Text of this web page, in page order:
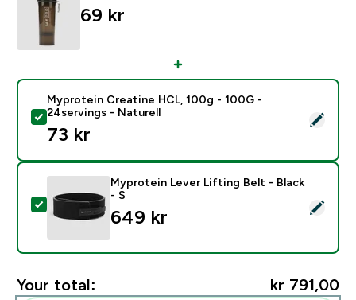
69 kr‎
Select this product - Myprotein Creatine HCL, 100g
Myprotein Creatine HCL, 100g - 100G -
24servings - Naturell
73 kr‎
Select this product - Myprotein Lever Lifting Belt -
Myprotein Lever Lifting Belt - Black
- S
649 kr‎
Your total: kr 791,00‎